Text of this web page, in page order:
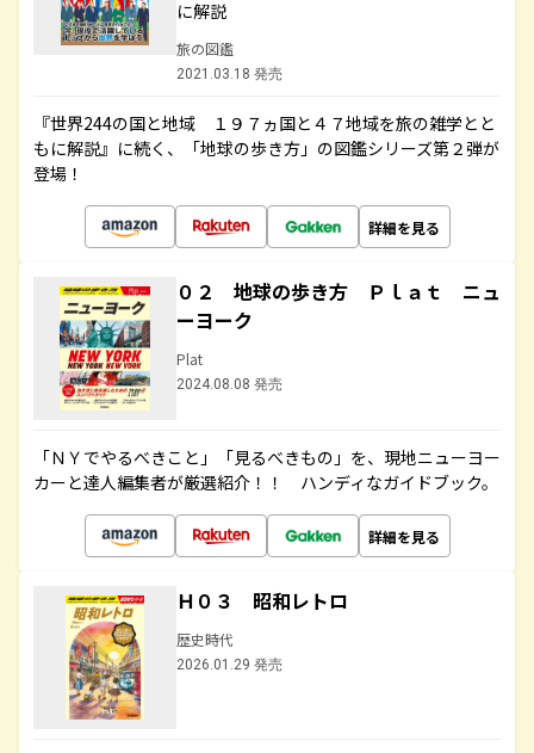
に解説
旅の図鑑
2021.03.18 発売
『世界244の国と地域 １９７ヵ国と４７地域を旅の雑学とと
もに解説』に続く、「地球の歩き方」の図鑑シリーズ第２弾が
登場！
詳細を見る
０２ 地球の歩き方 Ｐｌａｔ ニュ
ーヨーク
Plat
2024.08.08 発売
「ＮＹでやるべきこと」「見るべきもの」を、現地ニューヨー
カーと達人編集者が厳選紹介！！ ハンディなガイドブック。
詳細を見る
Ｈ０３ 昭和レトロ
歴史時代
2026.01.29 発売